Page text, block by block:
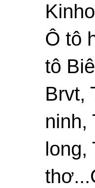
Ô tô
tô
Brvt,
ninh,
long,